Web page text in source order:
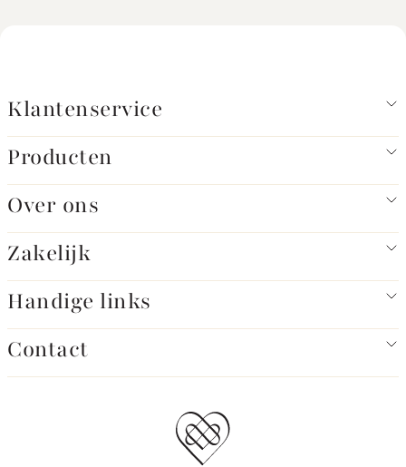
Klantenservice
Producten
Over ons
Zakelijk
Handige links
Contact